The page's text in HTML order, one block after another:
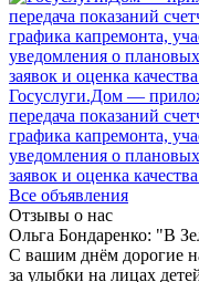
Госуслуги.Дом —
передача показаний
графика капремонта,
уведомления о
заявок и оценка
Все объявления
Отзывы о нас
Ольга Бондаренко: "В
С вашим днём дорогие
за улыбки на лицах